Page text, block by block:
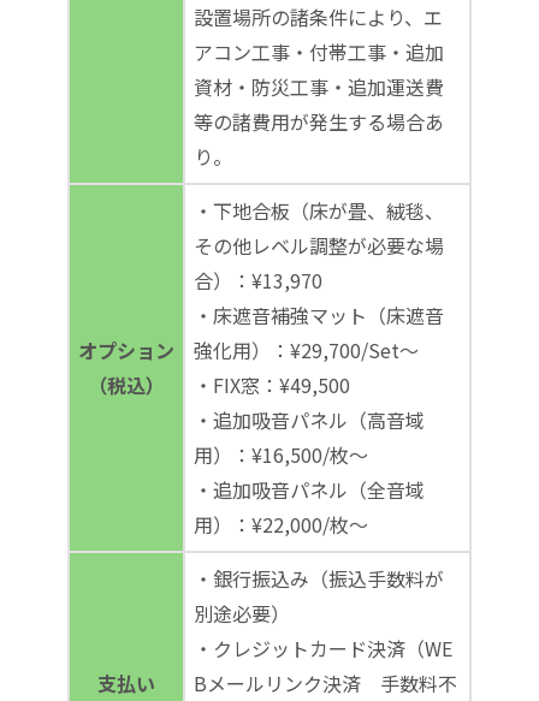
設置場所の諸条件により、エ
アコン工事・付帯工事・追加
資材・防災工事・追加運送費
等の諸費用が発生する場合あ
り。
オプション
（税込）
・下地合板（床が畳、絨毯、
その他レベル調整が必要な場
合）：¥13,970
・床遮音補強マット（床遮音
強化用）：¥29,700/Set～
・FIX窓：¥49,500
・追加吸音パネル（高音域
用）：¥16,500/枚～
・追加吸音パネル（全音域
用）：¥22,000/枚～
支払い
・銀行振込み（振込手数料が
別途必要）
・クレジットカード決済（WE
Bメールリンク決済 手数料不